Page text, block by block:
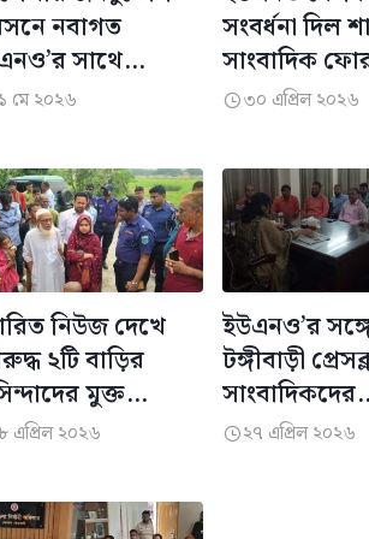
নবাগত
সাথে
মতবিনিময়
মে ২০২৬
সংবর্ধনা দিল
সাংবাদিক
৩০ এপ্রিল ২০২৬
নিউজ দেখে
২টি বাড়ির
মুক্ত
ইউএনও
এপ্রিল ২০২৬
ইউএনও’র
টঙ্গীবাড়ী
সাংবাদিকদের
মতবিনিময় সভা
২৭ এপ্রিল ২০২৬